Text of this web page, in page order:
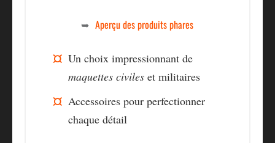
Aperçu des produits phares
Un choix impressionnant de
maquettes civiles et militaires
Accessoires pour perfectionner
chaque détail